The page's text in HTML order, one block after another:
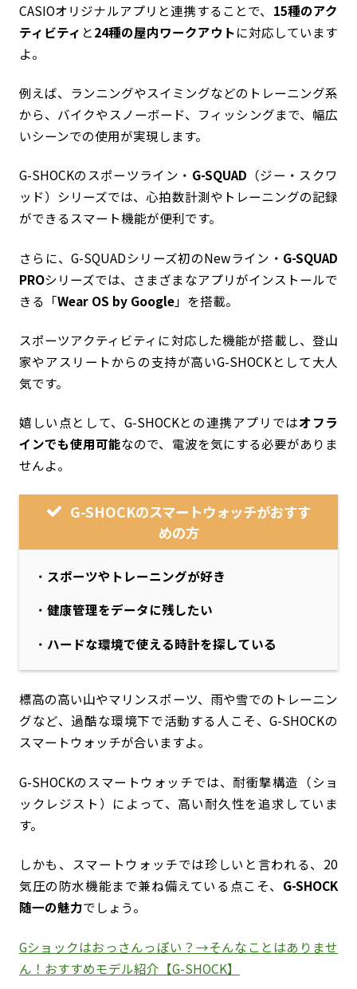
CASIOオリジナルアプリと連携することで、 15種のアク
ティビティ と24種の屋内ワークアウトに対応しています
よ。
例えば、ランニングやスイミングなどのトレーニング系
から、バイクやスノーボード、フィッシングまで、幅広
いシーンでの使用が実現します。
G-SHOCKのスポーツライン・ G-SQUAD （ジー・スクワ
ッド）シリーズでは、心拍数計測やトレーニングの記録
ができるスマート機能が便利です。
さらに、G-SQUADシリーズ初のNewライン・ G-SQUAD
PROシリーズでは、さまざまなアプリがインストールで
きる「Wear OS by Google」を搭載。
スポーツアクティビティに対応した機能が搭載し、登山
家やアスリートからの支持が高いG-SHOCKとして大人
気です。
嬉しい点として、G-SHOCKとの連携アプリではオフラ
インでも使用可能なので、電波を気にする必要がありま
せんよ。
G-SHOCKのスマートウォッチがおすす
めの方
・ スポーツやトレーニングが好き
・健康管理をデータに残したい
・ ハードな環境で使える時計を探している
標高の高い山やマリンスポーツ、雨や雪でのトレーニン
グなど、過酷な環境下で活動する人こそ、G-SHOCKの
スマートウォッチが合いますよ。
G-SHOCKのスマートウォッチでは、耐衝撃構造（ショ
ックレジスト）によって、高い耐久性を追求していま
す。
しかも、スマートウォッチでは珍しいと言われる、20
気圧の防水機能まで兼ね備えている点こそ、 G-SHOCK
随一の魅力でしょう。
Gショックはおっさんっぽい？→そんなことはありませ
ん！おすすめモデル紹介【G-SHOCK】